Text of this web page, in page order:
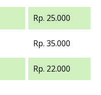
Rp. 25.000
Rp. 35.000
Rp. 22.000